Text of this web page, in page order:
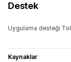
Destek
Uygulama desteği
Kaynaklar